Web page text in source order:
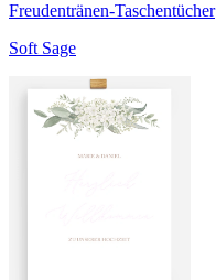
Freudentränen-Taschentücher
Soft Sage